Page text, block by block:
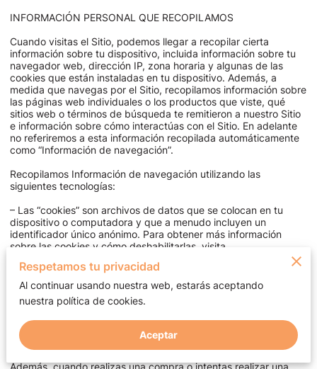
INFORMACIÓN PERSONAL QUE RECOPILAMOS
Cuando visitas el Sitio, podemos llegar a recopilar cierta
información sobre tu dispositivo, incluida información sobre tu
navegador web, dirección IP, zona horaria y algunas de las
cookies que están instaladas en tu dispositivo. Además, a
medida que navegas por el Sitio, recopilamos información sobre
las páginas web individuales o los productos que viste, qué
sitios web o términos de búsqueda te remitieron a nuestro Sitio
e información sobre cómo interactúas con el Sitio. En adelante
no referiremos a esta información recopilada automáticamente
como “Información de navegación”.
Recopilamos Información de navegación utilizando las
siguientes tecnologías:
– Las “cookies” son archivos de datos que se colocan en tu
dispositivo o computadora y que a menudo incluyen un
identificador único anónimo. Para obtener más información
– Los “archivos de registro” rastrean las acciones que ocurren
en el Sitio y recopilan datos, incluida tu dirección IP, tipo de
navegador, proveedor de servicios de Internet, páginas de
referencia / salida y marcas de fecha / hora.
– Los “faro web”, las “etiquetas” y los “píxeles” son archivos
electrónicos que se utilizan para registrar información sobre
cómo navega por el Sitio.
Además, cuando realizas una compra o intentas realizar una
Respetamos tu privacidad
Al continuar usando nuestra web, estarás aceptando
nuestra política de cookies.
Aceptar